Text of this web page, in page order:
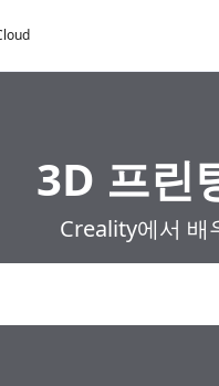
3D 프린
Creality에서 배